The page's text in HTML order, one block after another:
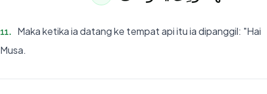
11.
Maka ketika ia datang ke tempat api itu ia dipanggil: "Hai
Musa.